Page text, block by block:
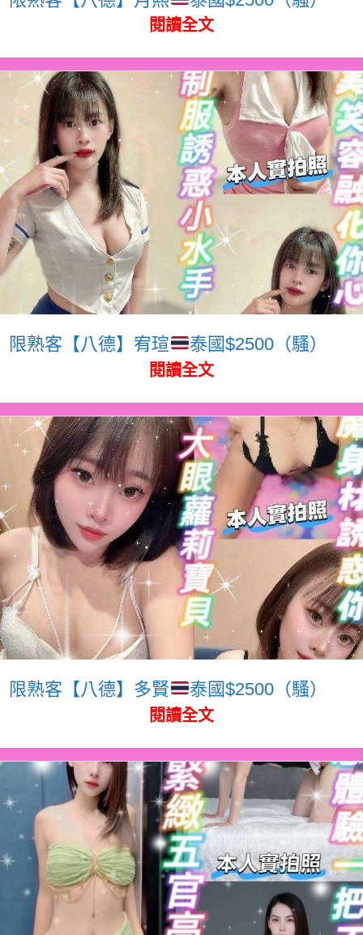
閱讀全文
限熟客【八德】宥瑄 泰國$2500（騷）
閱讀全文
限熟客【八德】多賢 泰國$2500（騷）
閱讀全文